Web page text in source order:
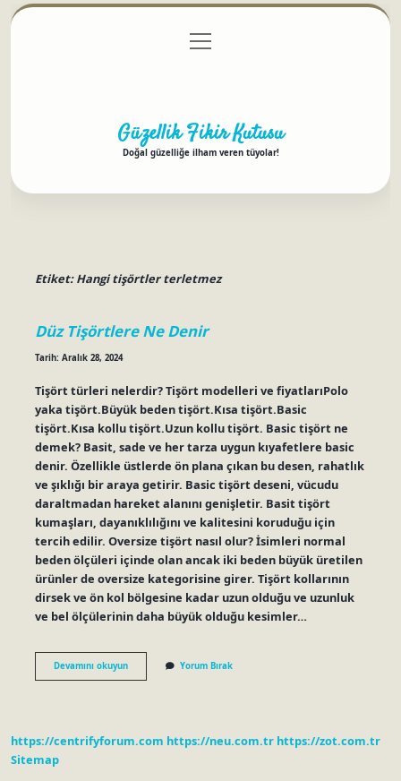
Gizlilik Politikası
menüyü
aç
Güzellik Fikir Kutusu
Doğal güzelliğe ilham veren tüyolar!
Etiket:Hangi tişörtler terletmez
Düz Tişörtlere Ne Denir
Tarih: Aralık 28, 2024
Tişört türleri nelerdir? Tişört modelleri ve fiyatlarıPolo
yaka tişört.Büyük beden tişört.Kısa tişört.Basic
tişört.Kısa kollu tişört.Uzun kollu tişört. Basic tişört ne
demek? Basit, sade ve her tarza uygun kıyafetlere basic
denir. Özellikle üstlerde ön plana çıkan bu desen, rahatlık
ve şıklığı bir araya getirir. Basic tişört deseni, vücudu
daraltmadan hareket alanını genişletir. Basit tişört
kumaşları, dayanıklılığını ve kalitesini koruduğu için
tercih edilir. Oversize tişört nasıl olur? İsimleri normal
beden ölçüleri içinde olan ancak iki beden büyük üretilen
ürünler de oversize kategorisine girer. Tişört kollarının
dirsek ve ön kol bölgesine kadar uzun olduğu ve uzunluk
ve bel ölçülerinin daha büyük olduğu kesimler…
Devamını okuyunDüz
Tişörtlere
Yorum Bırak
https://centrifyforum.com https://neu.com.tr https://zot.com.tr
Sitemap